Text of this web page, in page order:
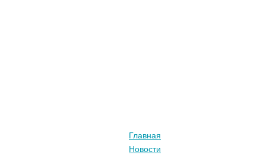
Главная
Новости